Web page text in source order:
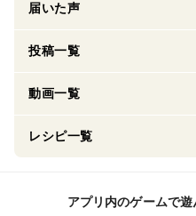
届いた声
投稿一覧
動画一覧
レシピ一覧
アプリ内のゲームで遊